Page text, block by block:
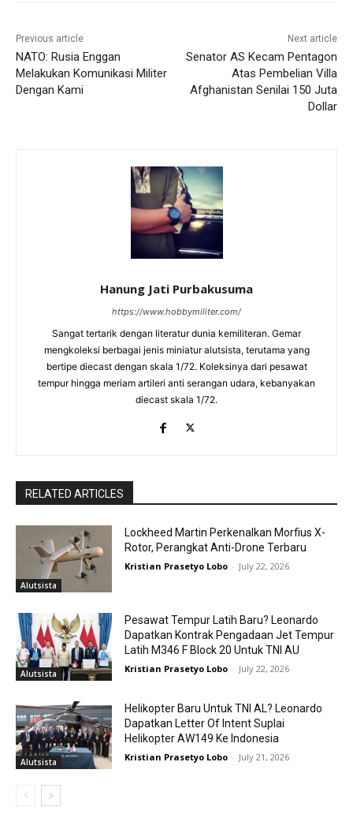
Previous article
NATO: Rusia Enggan
Melakukan Komunikasi Militer
Dengan Kami
Next article
Senator AS Kecam Pentagon
Atas Pembelian Villa
Afghanistan Senilai 150 Juta
Dollar
Hanung Jati Purbakusuma
https://www.hobbymiliter.com/
Sangat tertarik dengan literatur dunia kemiliteran. Gemar
mengkoleksi berbagai jenis miniatur alutsista, terutama yang
bertipe diecast dengan skala 1/72. Koleksinya dari pesawat
tempur hingga meriam artileri anti serangan udara, kebanyakan
diecast skala 1/72.
RELATED ARTICLES
Alutsista
Lockheed Martin Perkenalkan Morfius X-
Rotor, Perangkat Anti-Drone Terbaru
Kristian Prasetyo Lobo - July 22, 2026
Alutsista
Pesawat Tempur Latih Baru? Leonardo
Dapatkan Kontrak Pengadaan Jet Tempur
Latih M346 F Block 20 Untuk TNI AU
Kristian Prasetyo Lobo - July 22, 2026
Alutsista
Helikopter Baru Untuk TNI AL? Leonardo
Dapatkan Letter Of Intent Suplai
Helikopter AW149 Ke Indonesia
Kristian Prasetyo Lobo - July 21, 2026